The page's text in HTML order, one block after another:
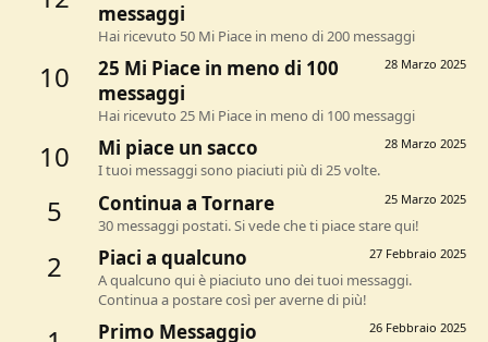
messaggi
Hai ricevuto 50 Mi Piace in meno di 200 messaggi
10 28 Marzo 2025
25 Mi Piace in meno di 100
messaggi
Hai ricevuto 25 Mi Piace in meno di 100 messaggi
10 28 Marzo 2025
Mi piace un sacco
I tuoi messaggi sono piaciuti più di 25 volte.
5 25 Marzo 2025
Continua a Tornare
30 messaggi postati. Si vede che ti piace stare qui!
2 27 Febbraio 2025
Piaci a qualcuno
A qualcuno qui è piaciuto uno dei tuoi messaggi.
Continua a postare così per averne di più!
26 Febbraio 2025
Primo Messaggio